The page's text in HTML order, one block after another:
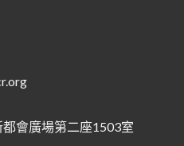
會廣場第二座1503室